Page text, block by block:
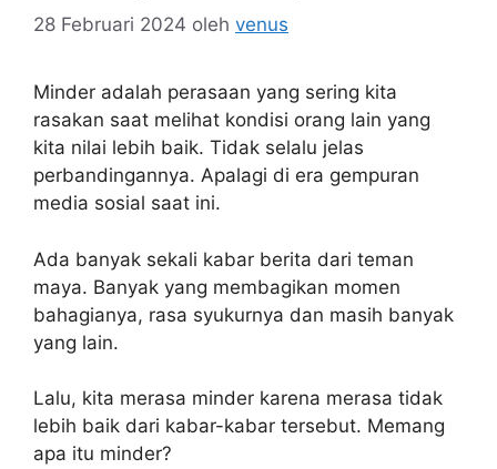
28 Februari 2024 oleh venus
Minder adalah perasaan yang sering kita
rasakan saat melihat kondisi orang lain yang
kita nilai lebih baik. Tidak selalu jelas
perbandingannya. Apalagi di era gempuran
media sosial saat ini.
Ada banyak sekali kabar berita dari teman
maya. Banyak yang membagikan momen
bahagianya, rasa syukurnya dan masih banyak
yang lain.
Lalu, kita merasa minder karena merasa tidak
lebih baik dari kabar-kabar tersebut. Memang
apa itu minder?